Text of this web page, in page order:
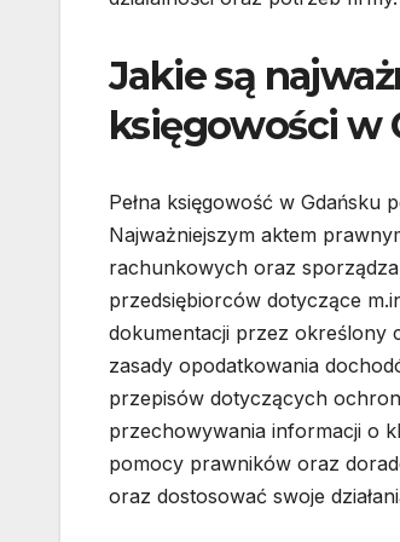
Jakie są
księgowości w
Pełna księgowość w
Najważniejszym aktem
rachunkowych oraz
przedsiębiorców dotyczące
dokumentacji przez określony
zasady opodatkowania
przepisów dotyczących
przechowywania informacji o
pomocy prawników oraz
oraz dostosować swoje